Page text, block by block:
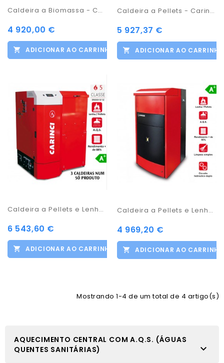
Caldeira a Biomassa - Carinci Magnum
4 920,00 €
ADICIONAR AO CARRINHO
Caldeira a Pellets - Carinci Matic 30KW
5 927,37 €
ADICIONAR AO CARRINHO
Caldeira a Pellets e Lenha - Carinci Prestige
6 543,60 €
ADICIONAR AO CARRINHO
Caldeira a Pellets e Lenha - Combi Box 160
4 969,20 €
ADICIONAR AO CARRINHO
Mostrando 1-4 de um total de 4 artigo(s)
AQUECIMENTO CENTRAL COM A.Q.S. (ÁGUAS
QUENTES SANITÁRIAS)
